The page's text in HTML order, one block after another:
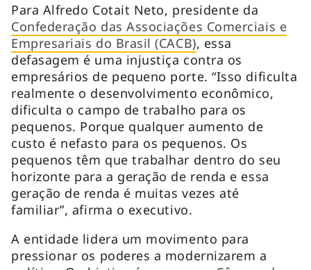
Para Alfredo Cotait Neto, presidente da
Confederação das Associações Comerciais e
Empresariais do Brasil (CACB), essa
defasagem é uma injustiça contra os
empresários de pequeno porte. “Isso dificulta
realmente o desenvolvimento econômico,
dificulta o campo de trabalho para os
pequenos. Porque qualquer aumento de
custo é nefasto para os pequenos. Os
pequenos têm que trabalhar dentro do seu
horizonte para a geração de renda e essa
geração de renda é muitas vezes até
familiar”, afirma o executivo.
A entidade lidera um movimento para
pressionar os poderes a modernizarem a